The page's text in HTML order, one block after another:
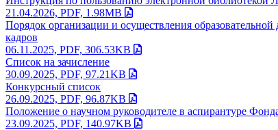
21.04.2026, PDF, 1.98MB
Порядок организации и осуществления
кадров
06.11.2025, PDF, 306.53KB
Список на зачисление
30.09.2025, PDF, 97.21KB
Конкурсный список
26.09.2025, PDF, 96.87KB
Положение о научном руководителе в аспирантуре
23.09.2025, PDF, 140.97KB